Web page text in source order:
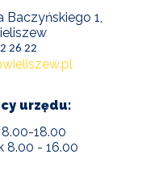
Baczyńskiego 1,
26 22
urzędu:
8.00-18.00
8.00 - 16.00